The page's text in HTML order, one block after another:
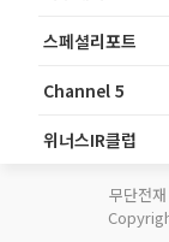
스페셜리포트
Channel 5
위너스IR클럽
무단전